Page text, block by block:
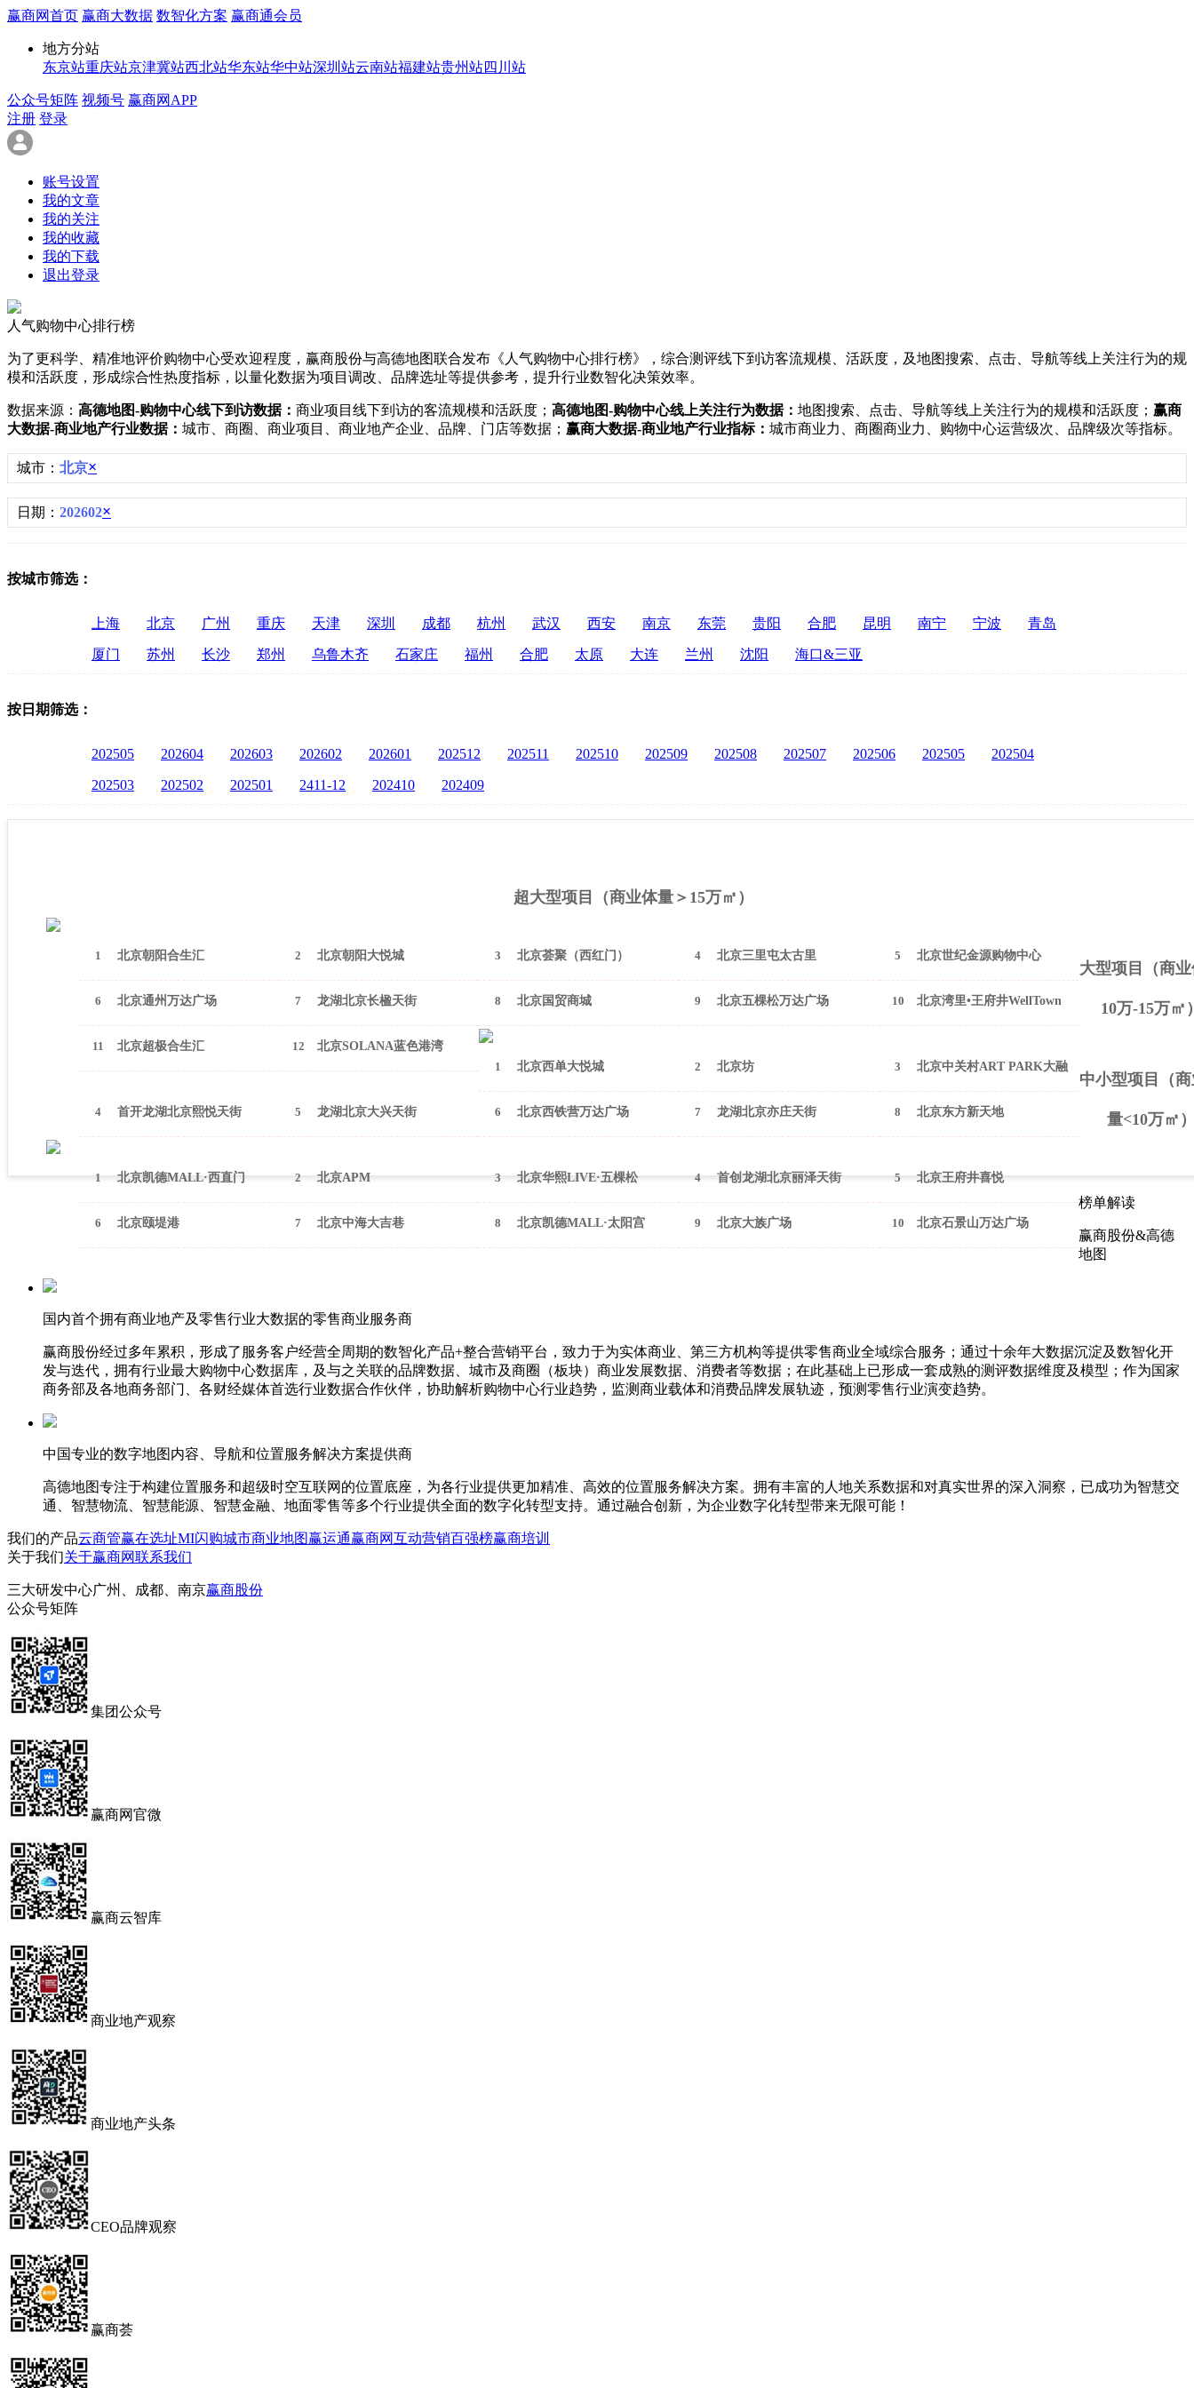
赢商网首页 赢商大数据 数智化方案 赢商通会员
地方分站
东京站重庆站京津冀站西北站华东站华中站深圳站云南站福建站贵州站四川站
公众号矩阵 视频号 赢商网APP
注册 登录
账号设置
我的文章
我的关注
我的收藏
我的下载
退出登录
人气购物中心排行榜
为了更科学、精准地评价购物中心受欢迎程度，赢商股份与高德地图联合发布《人气购物中心排行榜》，综合测评线下到访客流规模、活跃度，及地图搜索、点击、导航等线上关注行为的规
模和活跃度，形成综合性热度指标，以量化数据为项目调改、品牌选址等提供参考，提升行业数智化决策效率。
数据来源： 高德地图-购物中心线下到访数据： 商业项目线下到访的客流规模和活跃度； 高德地图-购物中心线上关注行为数据： 地图搜索、点击、导航等线上关注行为的规模和活跃度； 赢商
大数据-商业地产行业数据： 城市、商圈、商业项目、商业地产企业、品牌、门店等数据； 赢商大数据-商业地产行业指标： 城市商业力、商圈商业力、购物中心运营级次、品牌级次等指标。
城市： 北京×
日期： 202602×
按城市筛选：
上海 北京 广州 重庆 天津 深圳 成都 杭州 武汉 西安 南京 东莞 贵阳 合肥 昆明 南宁 宁波 青岛
厦门 苏州 长沙 郑州 乌鲁木齐 石家庄 福州 合肥 太原 大连 兰州 沈阳 海口&三亚
按日期筛选：
202505 202604 202603 202602 202601 202512 202511 202510 202509 202508 202507 202506 202505 202504
202503 202502 202501 2411-12 202410 202409
超大型项目（商业体量＞15万㎡）
1 北京朝阳合生汇 2 北京朝阳大悦城 3 北京荟聚（西红门） 4 北京三里屯太古里 5 北京世纪金源购物中心
6 北京通州万达广场 7 龙湖北京长楹天街 8 北京国贸商城 9 北京五棵松万达广场 10 北京湾里•王府井WellTown
11 北京超极合生汇 12 北京SOLANA蓝色港湾
大型项目（商
10万-15万㎡
1 北京西单大悦城 2 北京坊 3 北京中关村ART PARK大融
城
4 首开龙湖北京熙悦天街 5 龙湖北京大兴天街 6 北京西铁营万达广场 7 龙湖北京亦庄天街 8 北京东方新天地
中小型项目（
量<10万㎡
1 北京凯德MALL·西直门 2 北京APM 3 北京华熙LIVE·五棵松 4 首创龙湖北京丽泽天街 5 北京王府井喜悦
6 北京颐堤港 7 北京中海大吉巷 8 北京凯德MALL·太阳宫 9 北京大族广场 10 北京石景山万达广场
榜单解读
赢商股份&高德
地图
国内首个拥有商业地产及零售行业大数据的零售商业服务商
赢商股份经过多年累积，形成了服务客户经营全周期的数智化产品+整合营销平台，致力于为实体商业、第三方机构等提供零售商业全域综合服务；通过十余年大数据沉淀及数智化开
发与迭代，拥有行业最大购物中心数据库，及与之关联的品牌数据、城市及商圈（板块）商业发展数据、消费者等数据；在此基础上已形成一套成熟的测评数据维度及模型；作为国家
商务部及各地商务部门、各财经媒体首选行业数据合作伙伴，协助解析购物中心行业趋势，监测商业载体和消费品牌发展轨迹，预测零售行业演变趋势。
中国专业的数字地图内容、导航和位置服务解决方案提供商
高德地图专注于构建位置服务和超级时空互联网的位置底座，为各行业提供更加精准、高效的位置服务解决方案。拥有丰富的人地关系数据和对真实世界的深入洞察，已成功为智慧交
通、智慧物流、智慧能源、智慧金融、地面零售等多个行业提供全面的数字化转型支持。通过融合创新，为企业数字化转型带来无限可能！
我们的产品云商管赢在选址MI闪购城市商业地图赢运通赢商网互动营销百强榜赢商培训
关于我们关于赢商网联系我们
三大研发中心广州、成都、南京赢商股份
公众号矩阵
集团公众号
赢商网官微
赢商云智库
商业地产观察
商业地产头条
CEO品牌观察
赢商荟